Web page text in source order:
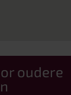
oudere